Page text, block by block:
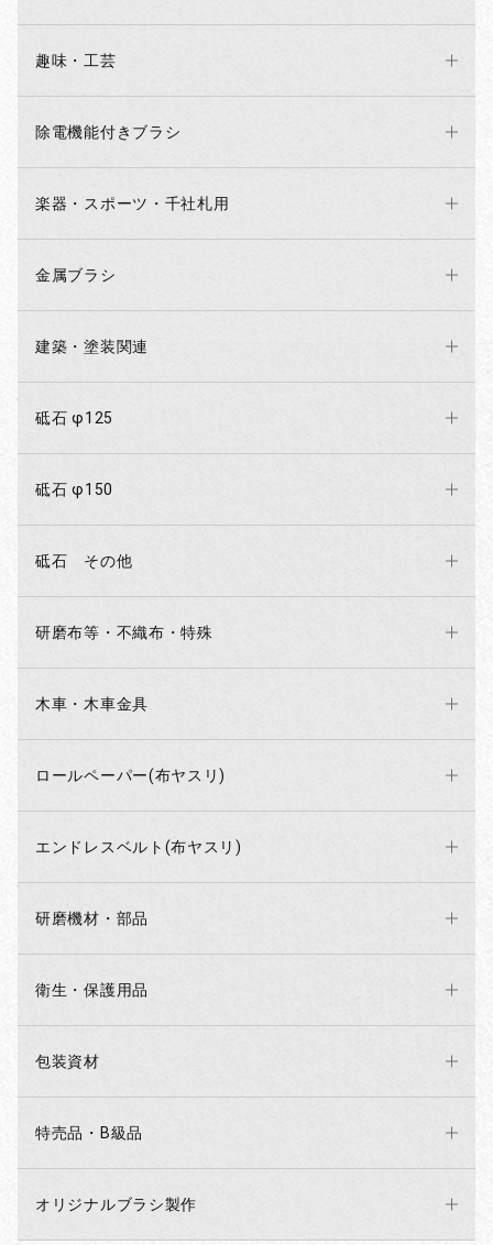
趣味・工芸
除電機能付きブラシ
楽器・スポーツ・千社札用
金属ブラシ
建築・塗装関連
砥石 φ125
砥石 φ150
砥石 その他
研磨布等・不織布・特殊
木車・木車金具
ロールペーパー(布ヤスリ)
エンドレスベルト(布ヤスリ)
研磨機材・部品
衛生・保護用品
包装資材
特売品・B級品
オリジナルブラシ製作